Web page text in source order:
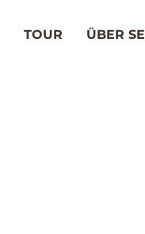
TOUR ÜBER